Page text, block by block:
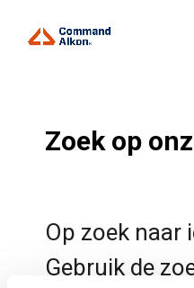
Zoek op
Op zoek naar
Gebruik de